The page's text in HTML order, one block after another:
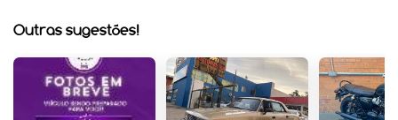
Outras sugestões!